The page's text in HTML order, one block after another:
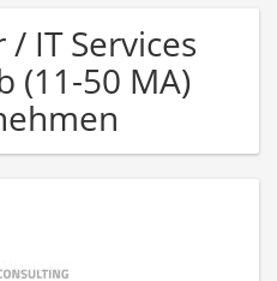
IT Services
(11-50 MA)